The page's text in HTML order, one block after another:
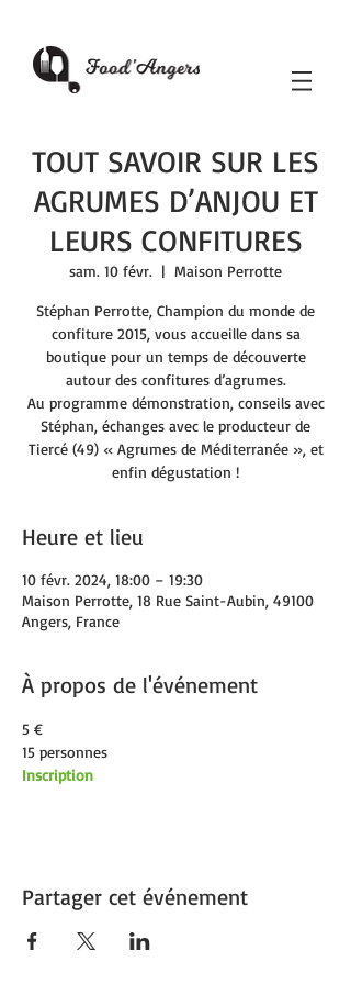
TOUT SAVOIR SUR LES
AGRUMES D’ANJOU ET
LEURS CONFITURES
sam. 10 févr.
  |
Maison Perrotte
Stéphan Perrotte, Champion du monde de
confiture 2015, vous accueille dans sa
boutique pour un temps de découverte
autour des confitures d’agrumes.
Au programme démonstration, conseils avec
Stéphan, échanges avec le producteur de
Tiercé (49) « Agrumes de Méditerranée », et
enfin dégustation !
Heure et lieu
10 févr. 2024, 18:00 – 19:30
Maison Perrotte, 18 Rue Saint-Aubin, 49100
Angers, France
À propos de l'événement
5 €
15 personnes
Inscription
Partager cet événement